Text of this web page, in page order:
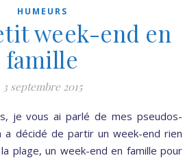
HUMEURS
week-end en
famille
3 septembre 2015
a décidé de partir un week-end rien
plage, un week-end en famille pour